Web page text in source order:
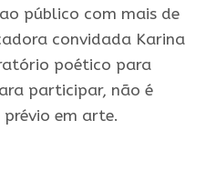
público com mais de
convidada Karina
poético para
participar, não é
em arte.